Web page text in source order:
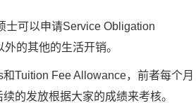
可以申请Service Obligation
的其他的生活开销。
Fee Allowance，前者每个月
的发放根据大家的成绩来考核。